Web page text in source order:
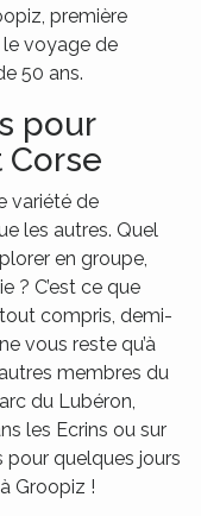
première
voyage de
50 ans.
pour
Corse
variété de
les autres. Quel
en groupe,
? C’est ce que
compris, demi-
vous reste qu’à
membres du
du Lubéron,
les Ecrins ou sur
pour quelques jours
Groopiz !